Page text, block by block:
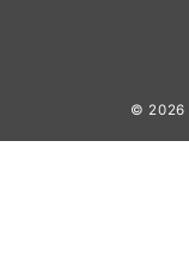
© 2026